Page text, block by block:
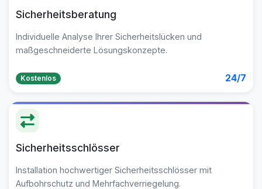
Sicherheitsberatung
Individuelle Analyse Ihrer Sicherheitslücken und
maßgeschneiderte Lösungskonzepte.
Kostenlos 24/7
Sicherheitsschlösser
Installation hochwertiger Sicherheitsschlösser mit
Aufbohrschutz und Mehrfachverriegelung.